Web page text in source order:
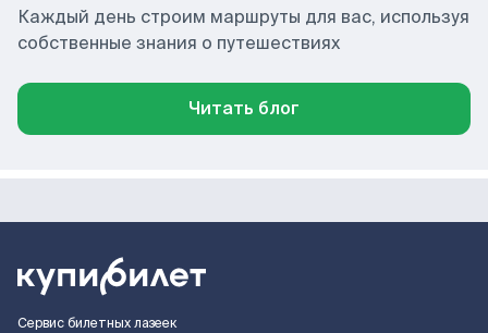
Каждый день строим маршруты для вас, используя
собственные знания о путешествиях
Читать блог
Сервис билетных лазеек